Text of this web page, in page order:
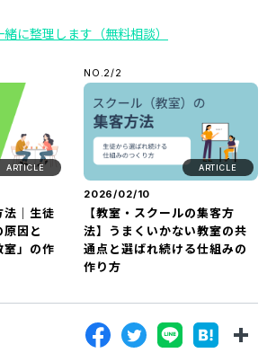
に整理します（無料相談）
ARTICLE
法｜生徒
因と
室」の作
NO.2/2
ARTICLE
2026/02/10
【教室・スクールの集客方
法】うまくいかない教室の共
通点と選ばれ続ける仕組みの
作り方